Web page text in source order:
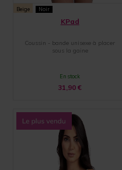
Beige Noir
KPad
Coussin - bande unisexe à placer
sous la gaine
En stock
31,90€